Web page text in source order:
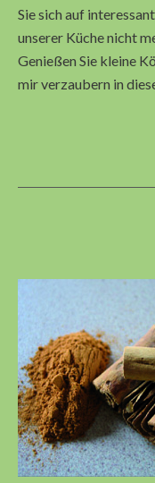
Sie sich auf
unserer Küche nicht
Genießen Sie kleine
mir verzaubern in